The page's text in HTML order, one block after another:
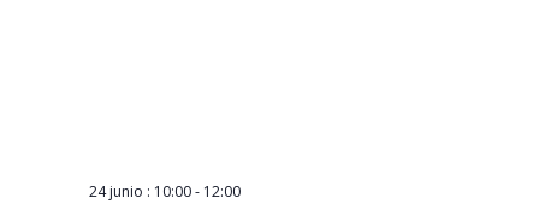
24 junio : 10:00- 12:00